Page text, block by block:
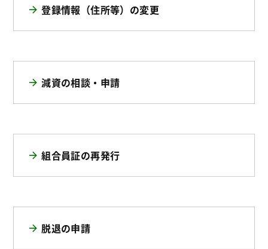
登録情報（住所等）の変更
減資の相談・申請
組合員証の再発行
脱退の申請